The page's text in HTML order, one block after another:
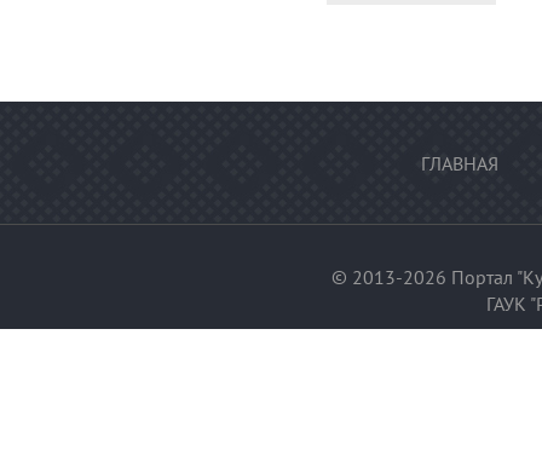
ГЛАВНАЯ
© 2013-2026 Портал
ГАУК